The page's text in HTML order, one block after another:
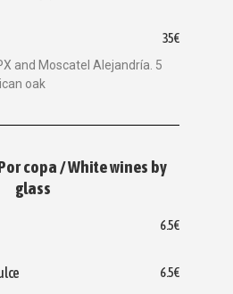
35€
and Moscatel Alejandría. 5
oak
copa / White wines by
glass
6.5€
6.5€